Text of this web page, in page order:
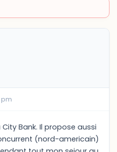
pm
Bank. Il propose aussi
(nord-americain)